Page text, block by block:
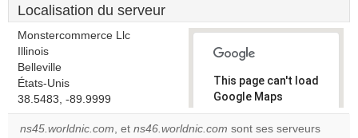
Localisation du serveur
Monstercommerce Llc
Illinois
Belleville
États-Unis
38.5483, -89.9999
This page can't load
Google Maps
correctly.
ns45.worldnic.com, et ns46.worldnic.com sont ses serveurs